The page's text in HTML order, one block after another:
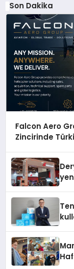
Son Dakika
Falcon Aero
Zincirinde